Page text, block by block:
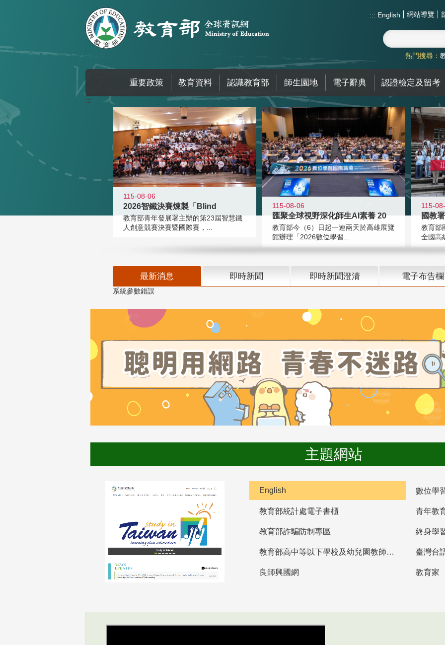
::: English 網站導覽
熱門搜尋：
重要政策 教育資料 認識教育部 師生園地 電子辭典 認證檢定及留考
:::
115-08-06
2026智鐵決賽煉製「Blind
教育部青年發展署主辦的第23屆智慧鐵
人創意競賽決賽暨國際賽，...
115-08-06
匯聚全球視野深化師生AI素養 20
教育部今（6）日起一連兩天於高雄展覽
館辦理「2026數位學習...
115-
教育部
全國高
最新消息 即時新聞 即時新聞澄清 電子布告欄
系統參數錯誤
主題網站
English 數位學
教育部統計處電子書櫃 青年教
教育部詐騙防制專區 終身學
教育部高中等以下學校及幼兒園教師資格檢定考試 臺灣台
良師興國網 教育家